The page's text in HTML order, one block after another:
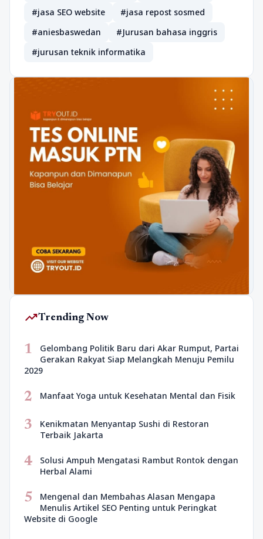
#jasa SEO website
#jasa repost sosmed
#aniesbaswedan
#Jurusan bahasa inggris
#jurusan teknik informatika
trending_upTrending Now
1
Gelombang Politik Baru dari Akar Rumput, Partai
Gerakan Rakyat Siap Melangkah Menuju Pemilu
2029
2 Manfaat Yoga untuk Kesehatan Mental dan Fisik
3
Kenikmatan Menyantap Sushi di Restoran
Terbaik Jakarta
4
Solusi Ampuh Mengatasi Rambut Rontok dengan
Herbal Alami
5
Mengenal dan Membahas Alasan Mengapa
Menulis Artikel SEO Penting untuk Peringkat
Website di Google